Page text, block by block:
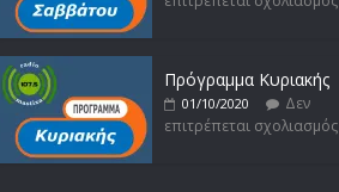
Πρόγραμμα Κυριακής
01/10/2020
Δεν
επιτρέπεται σχολιασμός